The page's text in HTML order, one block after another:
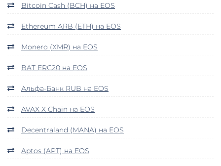
Bitcoin Cash (BCH) на EOS
Ethereum ARB (ETH) на EOS
Monero (XMR) на EOS
BAT ERC20 на EOS
Альфа-Банк RUB на EOS
AVAX X Chain на EOS
Decentraland (MANA) на EOS
Aptos (APT) на EOS